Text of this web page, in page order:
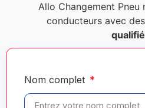
Allo Changement Pneu
conducteurs avec des
Nom complet